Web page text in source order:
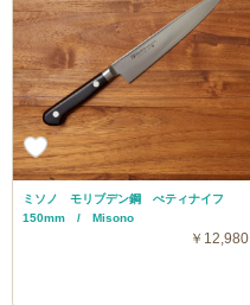
ミソノ モリブデン鋼 ぺティナイフ
150mm / Misono
￥12,980